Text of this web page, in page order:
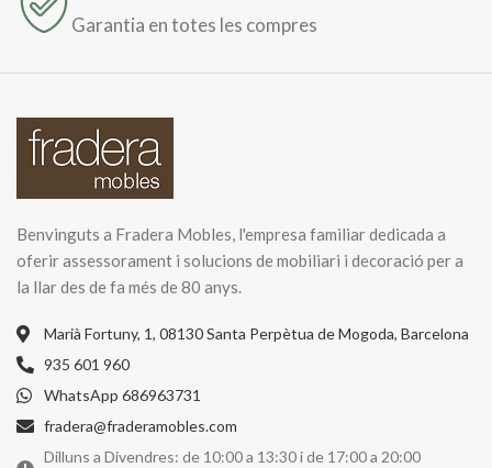
Garantia en totes les compres
Benvinguts a Fradera Mobles, l'empresa familiar dedicada a
oferir assessorament i solucions de mobiliari i decoració per a
la llar des de fa més de 80 anys.
Marià Fortuny, 1, 08130 Santa Perpètua de Mogoda, Barcelona
935 601 960
WhatsApp 686963731
fradera@fraderamobles.com
Dilluns a Divendres: de 10:00 a 13:30 i de 17:00 a 20:00